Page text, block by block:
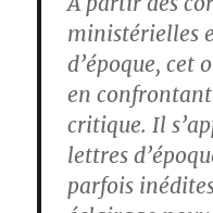
ministérielles
d’époque, cet
en confrontant
critique. Il
lettres
parfois